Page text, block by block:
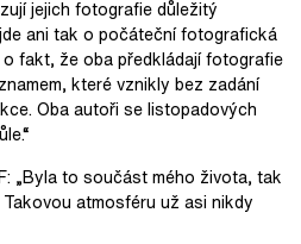
jejich fotografie důležitý
ani tak o počáteční fotografická
fakt, že oba předkládají fotografie
které vznikly bez zadání
Oba autoři se listopadových
„Byla to součást mého života, tak
atmosféru už asi nikdy